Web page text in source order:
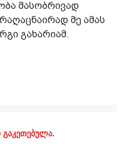
მასობრივად
მე ამას
გახარიამ.
გაკეთებულა.